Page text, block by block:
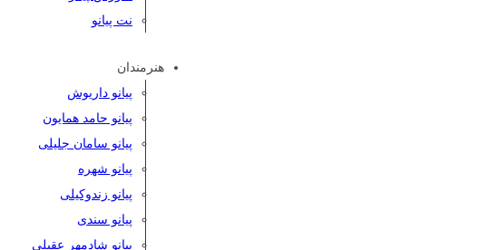
نت پیانو
هنرمندان
پیانو داریوش
پیانو حامد همایون
پیانو سامان جلیلی
پیانو شهره
پیانو زندوکیلی
پیانو سندی
پیانو شادمهر عقیلی